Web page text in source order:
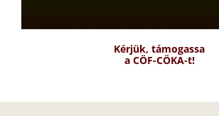
Kérjük, támogassa
a CÖF-CÖKA-t!